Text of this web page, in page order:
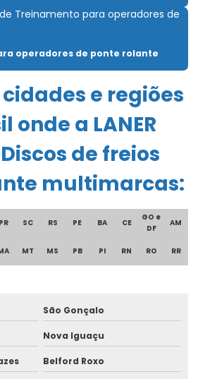
rolante
ponte rolante
Duplaviga Para Elevação
Carbono
Elevação Industrial
Até 9 Metros
Operadores De Talhas
rolante multimarcas
krantechnik brasil
em manutenção de ponte rolante
operadores de ponte rolante
e regiões
onde a LANER
de freios
multimarcas:
PR SC RS PE BA CE
GO e
DF
AM
MT MS PB PI RN RO RR
São Gonçalo
Nova Iguaçu
Belford Roxo